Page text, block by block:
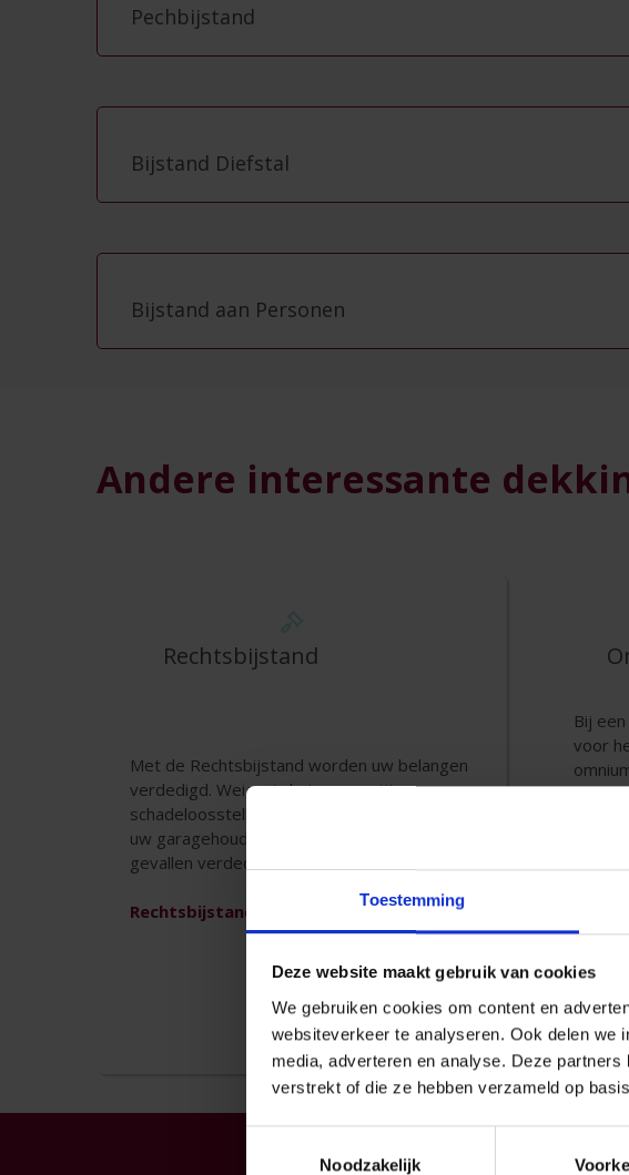
Toestemming
Deze website maakt gebruik van cookies
We gebruiken cookies om content en
websiteverkeer te analyseren. Ook delen we
media, adverteren en analyse. Deze
verstrekt of die ze hebben verzameld op
Noodzakelijk
Pechbijstand
Bijstand Diefstal
Bijstand aan Personen
Andere interessante
Rechtsbijstand
Met de Rechtsbijstand worden uw belangen
verdedigd. Weigert de tegenpartij een
schadeloosstelling of hebt u een geschil met
uw garagehouder? In deze en vele andere
gevallen verdedigt P&V uw belangen.
Rechtsbijstand
Bij
voor